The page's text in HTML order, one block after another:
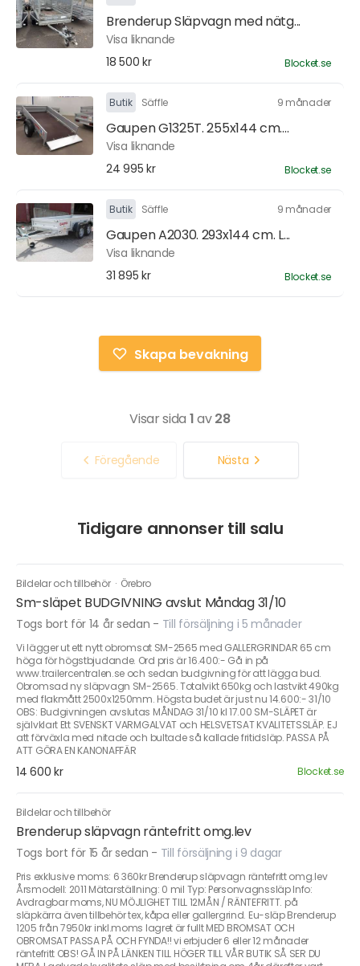
Brenderup Släpvagn med nätg...
Visa liknande
18 500 kr
Blocket.se
Butik Säffle 9 månader
Gaupen G1325T. 255x144 cm....
Visa liknande
24 995 kr
Blocket.se
Butik Säffle 9 månader
Gaupen A2030. 293x144 cm. L...
Visa liknande
31 895 kr
Blocket.se
Skapa bevakning
Visar sida 1av28
Föregående Nästa
Tidigare annonser till salu
Bildelar och tillbehör · Örebro
Sm-släpet BUDGIVNING avslut Måndag 31/10
Togs bort för 14 år sedan - Till försäljning i 5 månader
Vi lägger ut ett nytt obromsat SM-2565 med GALLERGRINDAR 65 cm
höga för högstbjudande. Ord pris är 16.400:- Gå in på
www.trailercentralen.se och sedan budgivning för att lägga bud.
Obromsad ny släpvagn SM-2565. Totalvikt 650kg och lastvikt 490kg
med flakmått 2500x1250mm. Högsta budet är just nu 14.600:- 31/10
OBS: Budgivningen avslutas MÅNDAG 31/10 kl 17.00 SM-SLÄPET är
självklart Ett SVENSKT VARMGALVAT och HELSVETSAT KVALITETSSLÄP. EJ
att förväxla med nitade och bultade så kallade fritidsläp. PASSA PÅ
ATT GÖRA EN KANONAFFÄR
14 600 kr Blocket.se
Bildelar och tillbehör
Brenderup släpvagn räntefritt omg.lev
Togs bort för 15 år sedan - Till försäljning i 9 dagar
Pris exklusive moms: 6 360kr Brenderup släpvagn räntefritt omg.lev
Årsmodell: 2011 Mätarställning: 0 mil Typ: Personvagnssläp Info:
Avdragbar moms, NU MÖJLIGHET TILL 12MÅN / RÄNTEFRITT. på
släpkärra även tillbehör tex, kåpa eller gallergrind. Eu-släp Brenderup
1205 från 7950kr inkl.moms lagret är fullt MED BROMSAT OCH
OBROMSAT PASSA PÅ OCH FYNDA!! vi erbjuder 6 eller 12 månader
räntefritt OBS! GÅ IN PÅ LÄNKEN TILL HÖGER TILL VÅR BUTIK SÅ SER DU